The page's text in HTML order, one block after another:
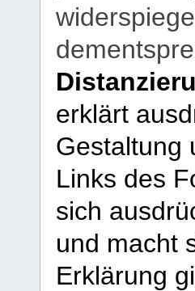
erklärt
Gestaltung
Links des
sich
und macht
Erklärung